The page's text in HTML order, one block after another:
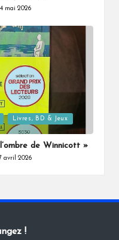
4 mai 2026
Livres, BD & Jeux
de Winnicott »
avril 2026
!